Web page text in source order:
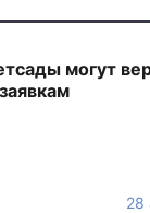
могут
28